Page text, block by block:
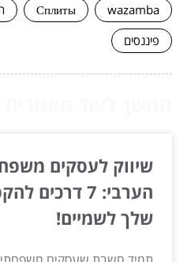
wazamba
Сплиты
פיננסים
שיווק לעסקים
הערבי: 7
שלך לשמיים!